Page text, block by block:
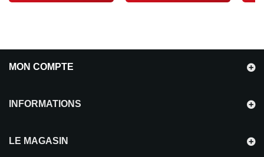
MON COMPTE
INFORMATIONS
LE MAGASIN